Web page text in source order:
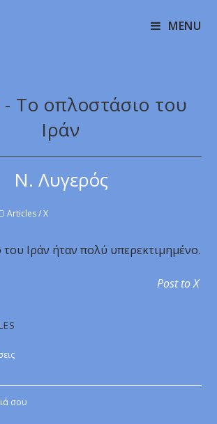
MENU
Το οπλοστάσιο του
Ιράν
Ν. Λυγερός
Articles / X
Ιράν ήταν πολύ υπερεκτιμημένο.
Post to X
σου